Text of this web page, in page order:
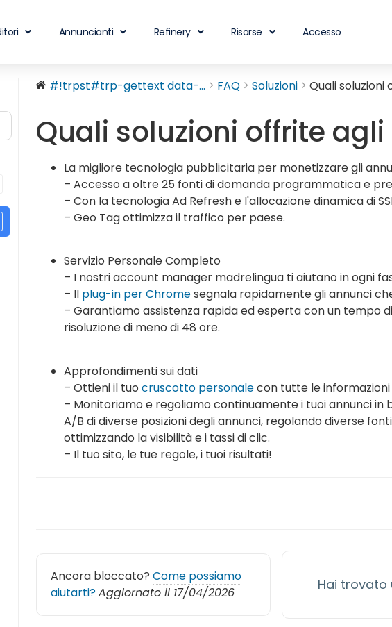
Annuncianti Refinery Risorse Accesso
#!trpst#trp-gettext data-... FAQ Soluzioni Quali soluzioni
Quali soluzioni offrite
La migliore tecnologia pubblicitaria per monetizzare gli
– Accesso a oltre 25 fonti di domanda programmatica e
– Con la tecnologia Ad Refresh e l'allocazione dinamica di
– Geo Tag ottimizza il traffico per paese.
Servizio Personale Completo
– I nostri account manager madrelingua ti aiutano in ogni
– Il plug-in per Chromesegnala rapidamente gli annunci
– Garantiamo assistenza rapida ed esperta con un tempo
risoluzione di meno di 48 ore.
Approfondimenti sui dati
– Ottieni il tuo cruscotto personalecon tutte le informazioni
– Monitoriamo e regoliamo continuamente i tuoi annunci in
A/B di diverse posizioni degli annunci, regolando diverse
ottimizzando la visibilità e i tassi di clic.
– Il tuo sito, le tue regole, i tuoi risultati!
Ancora bloccato? Come possiamo
aiutarti?Aggiornato il 17/04/2026 Hai trovato